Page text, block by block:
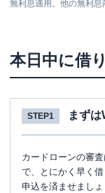
無利息適用。他の無利息
本日中に借
STEP1 まず
カードローンの審
で、とにかく早く
申込を済ませまし